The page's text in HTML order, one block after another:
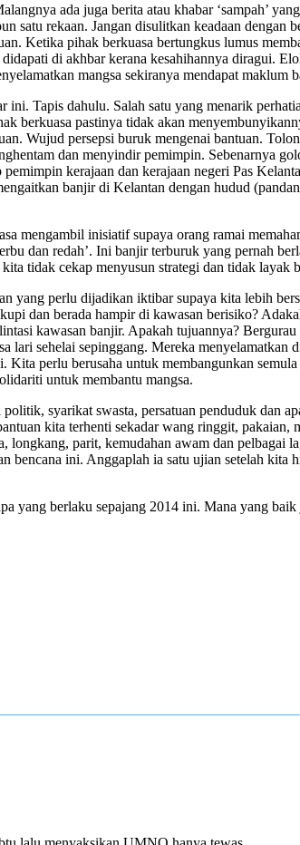
ada juga berita atau khabar ‘sampah’
satu rekaan. Jangan disulitkan keadaan
Ketika pihak berkuasa bertungkus lumus
di akhbar kerana kesahihannya diragui.
mangsa sekiranya mendapat maklum
Tapis dahulu. Salah satu yang menarik
berkuasa pastinya tidak akan
Wujud persepsi buruk mengenai bantuan.
dan menyindir pemimpin. Sebenarnya
kerajaan dan kerajaan negeri Pas
banjir di Kelantan dengan hudud
mengambil inisiatif supaya orang ramai
dan redah’. Ini banjir terburuk yang pernah
tidak cekap menyusun strategi dan tidak layak
yang perlu dijadikan iktibar supaya kita lebih
dan berada hampir di kawasan berisiko?
kawasan banjir. Apakah tujuannya?
lari sehelai sepinggang. Mereka
perlu berusaha untuk membangunkan
untuk membantu mangsa.
syarikat swasta, persatuan penduduk dan
kita terhenti sekadar wang ringgit,
parit, kemudahan awam dan pelbagai
bencana ini. Anggaplah ia satu ujian setelah
yang berlaku sepajang 2014 ini. Mana yang